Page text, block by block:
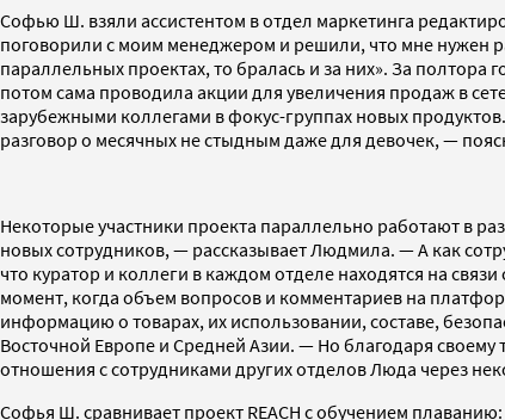
Софью Ш. взяли ассистентом в отдел маркетинга
поговорили с моим менеджером и решили, что мне нужен
параллельных проектах, то бралась и за них». За
потом сама проводила акции для увеличения продаж в
зарубежными коллегами в фокус-группах новых
разговор о месячных не стыдным даже для девочек, —
Некоторые участники проекта параллельно работают в
новых сотрудников, — рассказывает Людмила. — А как
что куратор и коллеги в каждом отделе находятся на
момент, когда объем вопросов и комментариев на
информацию о товарах, их использовании, составе,
Восточной Европе и Средней Азии. — Но благодаря
отношения с сотрудниками других отделов Люда через
Софья Ш. сравнивает проект REACH с обучением